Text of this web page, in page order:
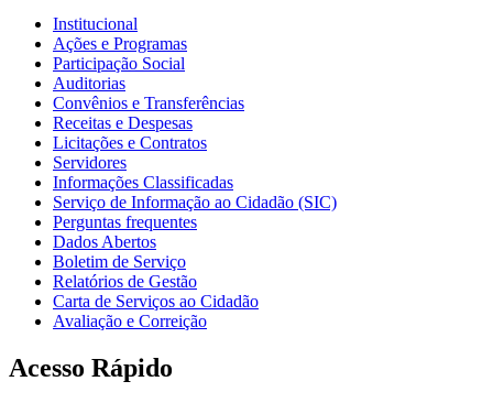
Institucional
Ações e Programas
Participação Social
Auditorias
Convênios e Transferências
Receitas e Despesas
Licitações e Contratos
Servidores
Informações Classificadas
Serviço de Informação ao Cidadão (SIC)
Perguntas frequentes
Dados Abertos
Boletim de Serviço
Relatórios de Gestão
Carta de Serviços ao Cidadão
Avaliação e Correição
Acesso Rápido